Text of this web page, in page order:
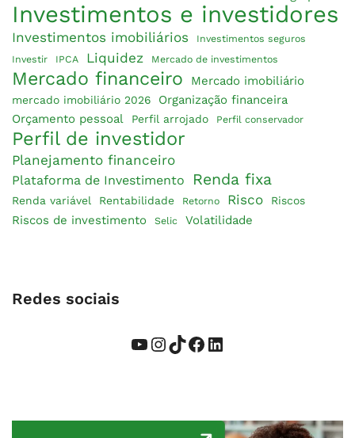
Investimentos e investidores
Investimentos imobiliários
Investimentos seguros
Investir
IPCA Liquidez Mercado de investimentos
Mercado financeiro Mercado imobiliário
mercado imobiliário 2026
Organização financeira
Orçamento pessoal
Perfil arrojado Perfil conservador
Perfil de investidor
Planejamento financeiro
Plataforma de Investimento Renda fixa
Renda variável Rentabilidade Retorno Risco Riscos
Riscos de investimento Selic Volatilidade
Redes sociais